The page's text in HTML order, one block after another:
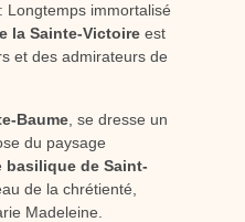
Longtemps immortalisé
la Sainte-Victoireest
et des admirateurs de
Baume, se dresse un
du paysage
basilique de Saint-
de la chrétienté,
Madeleine.